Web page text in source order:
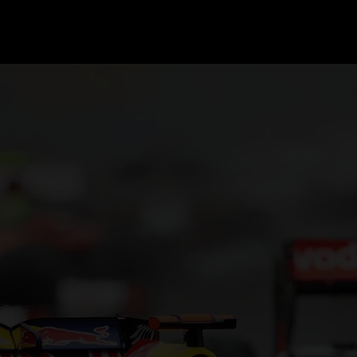
F1 COUREURS KAMPIOENSCHAP